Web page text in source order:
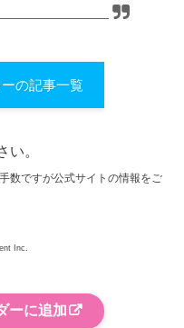
の記事一覧
い。
数ですが公式サイトの情報をご
Inc.
ーに追加